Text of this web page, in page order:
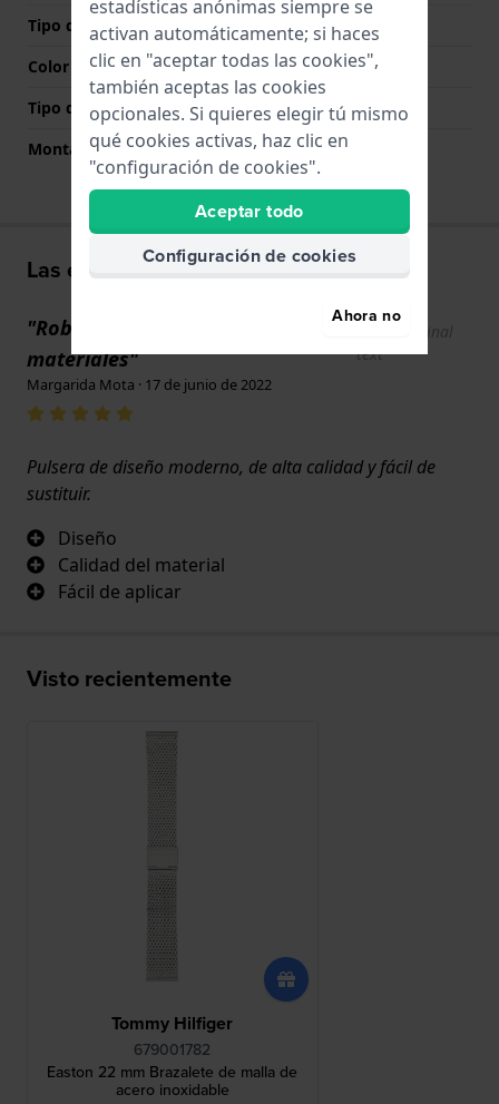
Tipo de cierre
Cierre milanés
Color del cierre
Plateado
Tipo de montaje
Pasadores de resorte
Montaje Recto
Si
Las experiencias de los usuarios
"Robustez y calidad de los
materiales"
Show original
text
Margarida Mota · 17 de junio de 2022
Pulsera de diseño moderno, de alta calidad y fácil de
sustituir.
Diseño
Calidad del material
Fácil de aplicar
Visto recientemente
Tommy Hilfiger
679001782
Easton 22 mm Brazalete de malla de
acero inoxidable
estadísticas anónimas siempre se
activan automáticamente; si haces
clic en "aceptar todas las cookies",
también aceptas las cookies
opcionales. Si quieres elegir tú mismo
qué cookies activas, haz clic en
"configuración de cookies".
Aceptar todo
Configuración de cookies
Ahora no